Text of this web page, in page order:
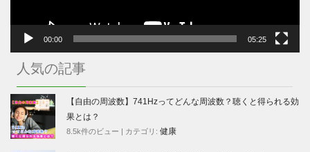
00:00 05:25
人気の記事
【自由の周波数】741Hzってどんな周波数？聴くと得られる効
果とは？
8.5k件のビュー カテゴリ: 健康